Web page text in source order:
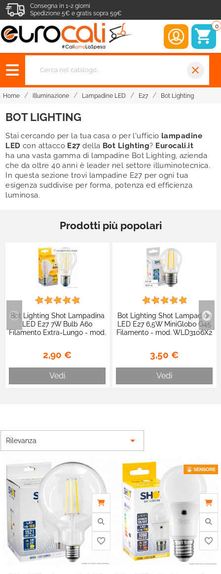
Consegna in 1-2 giorni
Spedizione 5€ e gratis sopra 59€
0
close
Home Illuminazione Lampadine LED E27 Bot Lighting
BOT LIGHTING
Stai cercando per la tua casa o per l'ufficio lampadine
LED con attacco E27della Bot Lighting? Eurocali.it
ha una vasta gamma di lampadine Bot Lighting, azienda
che da oltre 40 anni è leader nel settore illuminotecnica.
In questa sezione trovi lampadine E27 per ogni tua
esigenza suddivise per forma, potenza ed efficienza
luminosa.
Prodotti più popolari
Bot Lighting Shot Lampadina
LED E27 7W Bulb A60
Filamento Extra-Lungo - mod.
2,90 €
Vedi
Bot Lighting Shot Lampadina
LED E27 6,5W MiniGlobo G45
Filamento - mod. WLD3106X2
3,50 €
Vedi
Rilevanza 